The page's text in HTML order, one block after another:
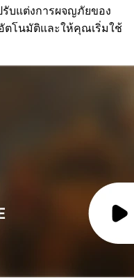
บแต่งการผจญภัยของ
ตโนมัติและให้คุณเริ่มใช้